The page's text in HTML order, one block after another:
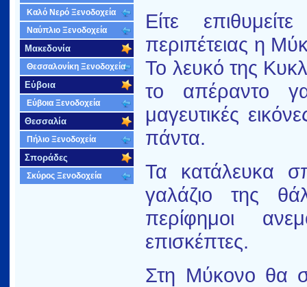
Καλό Νερό Ξενοδοχεία
Ναύπλιο Ξενοδοχεία
Μακεδονία
Θεσσαλονίκη Ξενοδοχεία
Εύβοια
Εύβοια Ξενοδοχεία
Θεσσαλία
Πήλιο Ξενοδοχεία
Σποράδες
Σκύρος Ξενοδοχεία
Είτε
περιπέτειας η
Το λευκό της
το απέραντο
μαγευτικές
πάντα.
Τα κατάλευκα
γαλάζιο της
περίφημοι
επισκέπτες.
Στη Μύκονο θα